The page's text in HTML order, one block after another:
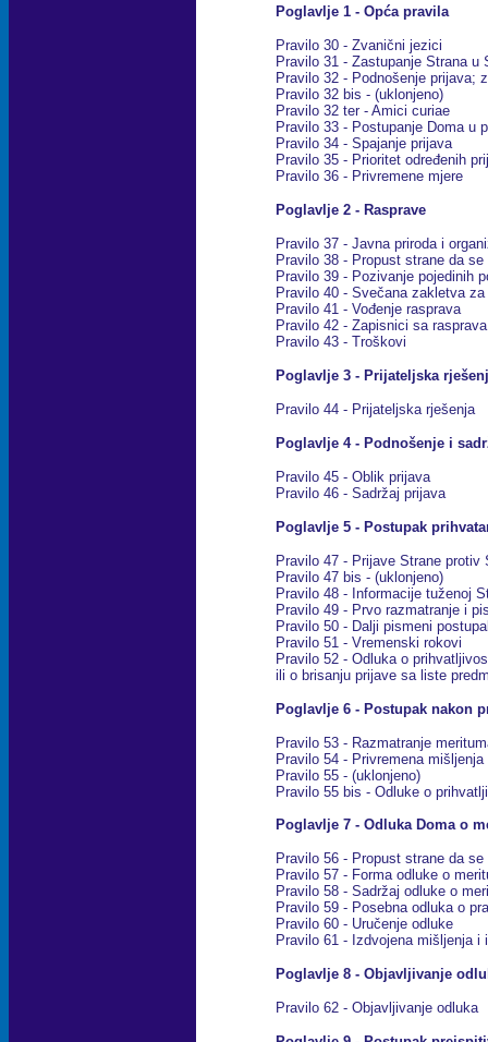
Poglavlje 1 - Opća pravila
Pravilo 30 - Zvanični jezici
Pravilo 31 - Zastupanje Strana u
Pravilo 32 - Podnošenje prijava;
Pravilo 32 bis - (uklonjeno)
Pravilo 32 ter - Amici curiae
Pravilo 33 - Postupanje Doma u
Pravilo 34 - Spajanje prijava
Pravilo 35 - Prioritet određenih
Pravilo 36 - Privremene mjere
Poglavlje 2 - Rasprave
Pravilo 37 - Javna priroda i
Pravilo 38 - Propust strane da se
Pravilo 39 - Pozivanje pojedinih
Pravilo 40 - Svečana zakletva
Pravilo 41 - Vođenje rasprava
Pravilo 42 - Zapisnici sa rasprava
Pravilo 43 - Troš kovi
Poglavlje 3 - Prijateljska
Pravilo 44 - Prijateljska rješenja
Poglavlje 4 - Podnošenje i
Pravilo 45 - Oblik prijava
Pravilo 46 - Sadržaj prijava
Poglavlje 5 - Postupak
Pravilo 47 - Prijave Strane protiv
Pravilo 47 bis - (uklonjeno)
Pravilo 48 - Informacije tuženoj
Pravilo 49 - Prvo razmatranje i
Pravilo 50 - Dalji pismeni
Pravilo 51 - Vremenski rokovi
Pravilo 52 - Odluka o
ili o brisanju prijave sa liste
Poglavlje 6 - Postupak nakon
Pravilo 53 - Razmatranje
Pravilo 54 - Privremena mišljenja
Pravilo 55 - (uklonjeno)
Pravilo 55 bis - Odluke o
Poglavlje 7 - Odluka Doma o
Pravilo 56 - Propust strane da
Pravilo 57 - Forma odluke o
Pravilo 58 - Sadržaj odluke o
Pravilo 59 - Posebna odluka o
Pravilo 60 - Uručenje odluke
Pravilo 61 - Izdvojena mišljenja i
Poglavlje 8 - Objavljivanje
Pravilo 62 - Objavljivanje odluka